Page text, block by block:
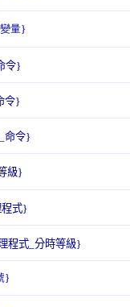
量}
令}
令}
命令}
級}
式}
程式 分時等級}
}